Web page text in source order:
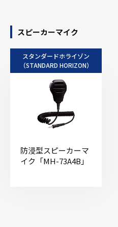
スピーカーマイク
スタンダードホライゾン
（STANDARD HORIZON）
防浸型スピーカーマ
イク「MH-73A4B」